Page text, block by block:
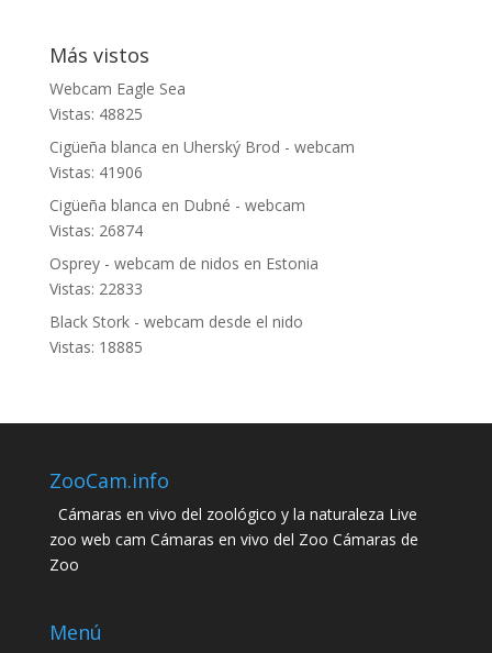
Más vistos
Webcam Eagle Sea
Vistas: 48825
Cigüeña blanca en Uherský Brod - webcam
Vistas: 41906
Cigüeña blanca en Dubné - webcam
Vistas: 26874
Osprey - webcam de nidos en Estonia
Vistas: 22833
Black Stork - webcam desde el nido
Vistas: 18885
ZooCam.info
Cámaras en vivo del zoológico y la naturaleza Live
zoo web cam Cámaras en vivo del Zoo Cámaras de
Zoo
Menú